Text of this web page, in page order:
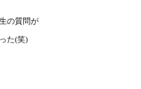
の質問が
た(笑)